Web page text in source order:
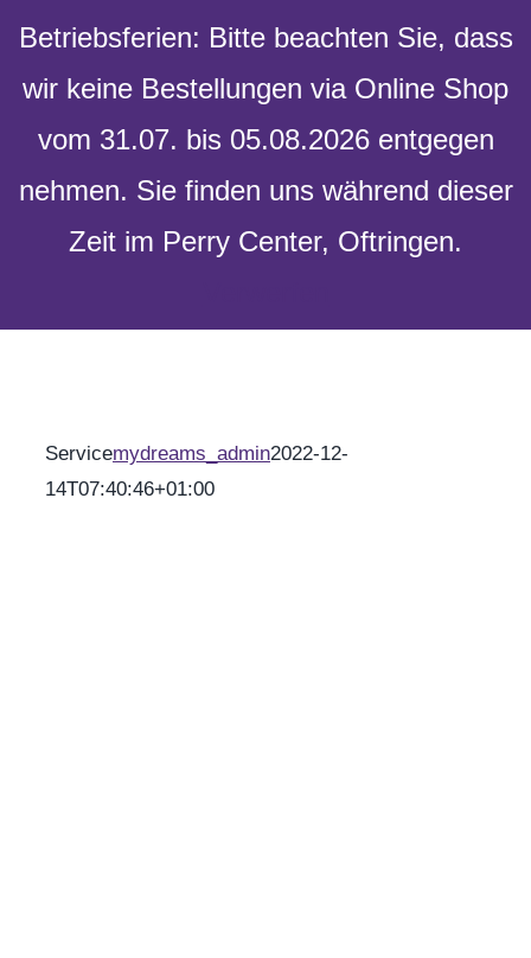
Betriebsferien: Bitte beachten Sie, dass
wir keine Bestellungen via Online Shop
vom 31.07. bis 05.08.2026 entgegen
nehmen. Sie finden uns während dieser
Zeit im Perry Center, Oftringen.
Skip to content
Toggle
Navigation
Anlässe
Servicemydreams_admin2022-12-
14T07:40:46+01:00